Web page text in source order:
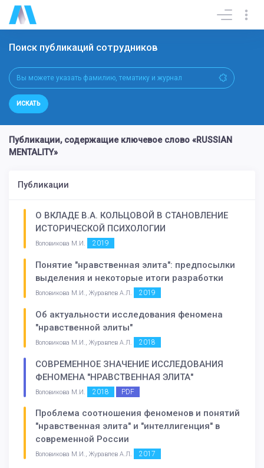
Поиск публикаций сотрудников
ИСКАТЬ
Публикации, содержащие ключевое слово «RUSSIAN
MENTALITY»
Публикации
О ВКЛАДЕ В.А. КОЛЬЦОВОЙ В СТАНОВЛЕНИЕ
ИСТОРИЧЕСКОЙ ПСИХОЛОГИИ
Воловикова М.И. 2019
Понятие "нравственная элита": предпосылки
выделения и некоторые итоги разработки
Воловикова М.И., Журавлев А.Л. 2019
Об актуальности исследования феномена
"нравственной элиты"
Воловикова М.И., Журавлев А.Л. 2018
СОВРЕМЕННОЕ ЗНАЧЕНИЕ ИССЛЕДОВАНИЯ
ФЕНОМЕНА "НРАВСТВЕННАЯ ЭЛИТА"
Воловикова М.И. 2018 PDF
Проблема соотношения феноменов и понятий
"нравственная элита" и "интеллигенция" в
современной России
Воловикова М.И., Журавлев А.Л. 2017